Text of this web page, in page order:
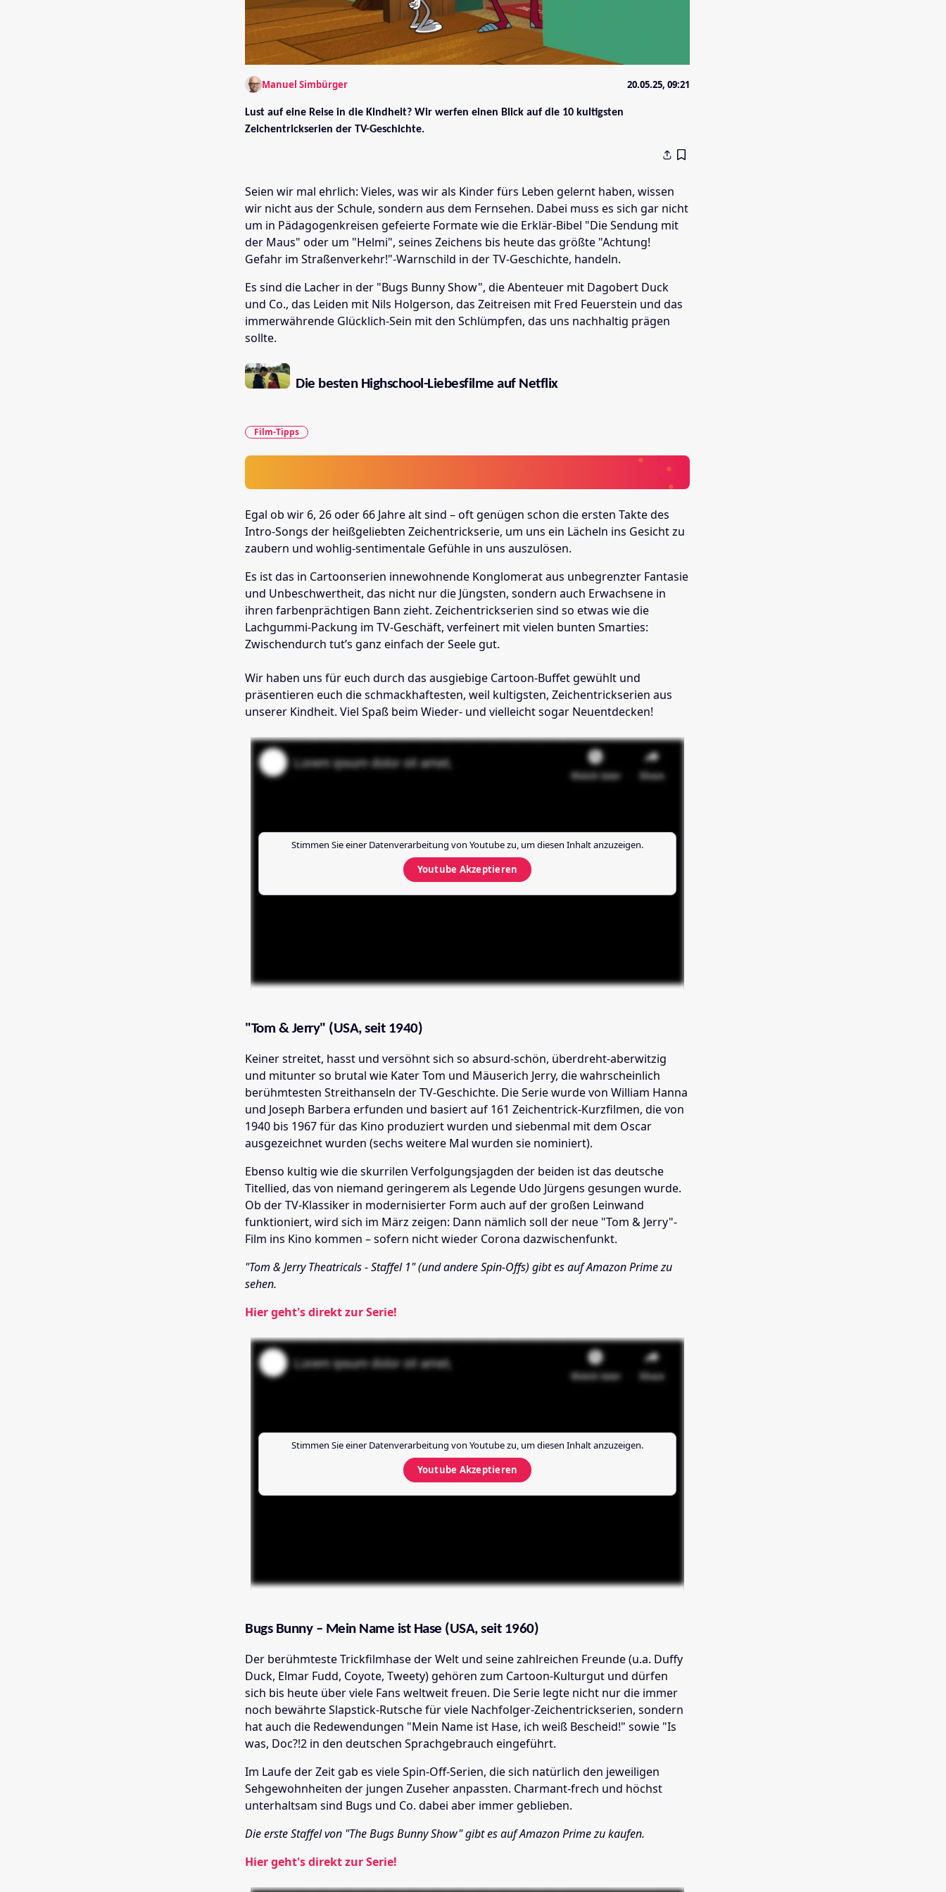
Manuel Simbürger 20.05.25, 09:21
Lust auf eine Reise in die Kindheit? Wir werfen einen Blick auf die 10 kultigsten
Zeichentrickserien der TV-Geschichte.
Seien wir mal ehrlich: Vieles, was wir als Kinder fürs Leben gelernt haben, wissen
wir nicht aus der Schule, sondern aus dem Fernsehen. Dabei muss es sich gar nicht
um in Pädagogenkreisen gefeierte Formate wie die Erklär-Bibel "Die Sendung mit
der Maus" oder um "Helmi", seines Zeichens bis heute das größte "Achtung!
Gefahr im Straßenverkehr!"-Warnschild in der TV-Geschichte, handeln.
Es sind die Lacher in der "Bugs Bunny Show", die Abenteuer mit Dagobert Duck
und Co., das Leiden mit Nils Holgerson, das Zeitreisen mit Fred Feuerstein und das
immerwährende Glücklich-Sein mit den Schlümpfen, das uns nachhaltig prägen
sollte.
Die besten Highschool-Liebesfilme auf Netflix
Film-Tipps
Egal ob wir 6, 26 oder 66 Jahre alt sind – oft genügen schon die ersten Takte des
Intro-Songs der heißgeliebten Zeichentrickserie, um uns ein Lächeln ins Gesicht zu
zaubern und wohlig-sentimentale Gefühle in uns auszulösen.
Es ist das in Cartoonserien innewohnende Konglomerat aus unbegrenzter Fantasie
und Unbeschwertheit, das nicht nur die Jüngsten, sondern auch Erwachsene in
ihren farbenprächtigen Bann zieht. Zeichentrickserien sind so etwas wie die
Lachgummi-Packung im TV-Geschäft, verfeinert mit vielen bunten Smarties:
Zwischendurch tut’s ganz einfach der Seele gut.
Wir haben uns für euch durch das ausgiebige Cartoon-Buffet gewühlt und
präsentieren euch die schmackhaftesten, weil kultigsten, Zeichentrickserien aus
unserer Kindheit. Viel Spaß beim Wieder- und vielleicht sogar Neuentdecken!
Stimmen Sie einer Datenverarbeitung von Youtubezu, um diesen Inhalt anzuzeigen.
Youtube Akzeptieren
"Tom & Jerry" (USA, seit 1940)
Keiner streitet, hasst und versöhnt sich so absurd-schön, überdreht-aberwitzig
und mitunter so brutal wie Kater Tom und Mäuserich Jerry, die wahrscheinlich
berühmtesten Streithanseln der TV-Geschichte. Die Serie wurde von William Hanna
und Joseph Barbera erfunden und basiert auf 161 Zeichentrick-Kurzfilmen, die von
1940 bis 1967 für das Kino produziert wurden und siebenmal mit dem Oscar
ausgezeichnet wurden (sechs weitere Mal wurden sie nominiert).
Ebenso kultig wie die skurrilen Verfolgungsjagden der beiden ist das deutsche
Titellied, das von niemand geringerem als Legende Udo Jürgens gesungen wurde.
Ob der TV-Klassiker in modernisierter Form auch auf der großen Leinwand
funktioniert, wird sich im März zeigen: Dann nämlich soll der neue "Tom & Jerry"-
Film ins Kino kommen – sofern nicht wieder Corona dazwischenfunkt.
"Tom & Jerry Theatricals - Staffel 1" (und andere Spin-Offs) gibt es auf Amazon Prime zu
sehen.
Hier geht's direkt zur Serie!
Stimmen Sie einer Datenverarbeitung von Youtubezu, um diesen Inhalt anzuzeigen.
Youtube Akzeptieren
Bugs Bunny – Mein Name ist Hase (USA, seit 1960)
Der berühmteste Trickfilmhase der Welt und seine zahlreichen Freunde (u.a. Duffy
Duck, Elmar Fudd, Coyote, Tweety) gehören zum Cartoon-Kulturgut und dürfen
sich bis heute über viele Fans weltweit freuen. Die Serie legte nicht nur die immer
noch bewährte Slapstick-Rutsche für viele Nachfolger-Zeichentrickserien, sondern
hat auch die Redewendungen "Mein Name ist Hase, ich weiß Bescheid!" sowie "Is
was, Doc?!2 in den deutschen Sprachgebrauch eingeführt.
Im Laufe der Zeit gab es viele Spin-Off-Serien, die sich natürlich den jeweiligen
Sehgewohnheiten der jungen Zuseher anpassten. Charmant-frech und höchst
unterhaltsam sind Bugs und Co. dabei aber immer geblieben.
Die erste Staffel von "The Bugs Bunny Show" gibt es auf Amazon Prime zu kaufen.
Hier geht's direkt zur Serie!